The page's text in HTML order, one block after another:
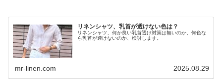
リネンシャツ、乳首が透けない色は？
リネンシャツ、何か良い乳首透け対策は無いのか、何色な
ら乳首が透けないのか、検討します。
mr-linen.com 2025.08.29